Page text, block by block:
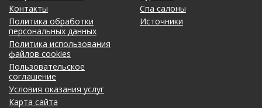
Контакты
Политика обработки
персональных данных
Политика использования
файлов cookies
Пользовательское
соглашение
Условия оказания услуг
Карта сайта
Спа салоны
Источники